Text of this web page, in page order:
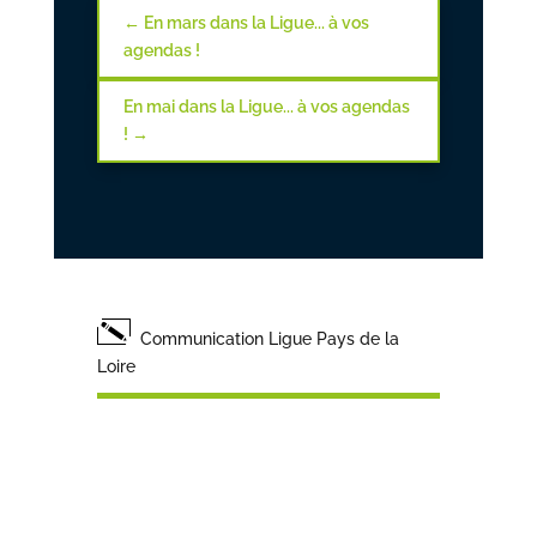
← En mars dans la Ligue... à vos
agendas !
En mai dans la Ligue... à vos agendas
! →
Communication Ligue Pays de la
Loire